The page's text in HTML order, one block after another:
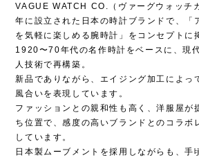
VAGUE WATCH CO.（ヴァーグウォッチ
年に設立された日本の時計ブランドで、「
を気軽に楽しめる腕時計」をコンセプトに
1920〜70年代の名作時計をベースに、現
人技術で再構築。
新品でありながら、エイジング加工によっ
風合いを表現しています。
ファッションとの親和性も高く、洋服屋が
ち位置で、感度の高いブランドとのコラボ
しています。
日本製ムーブメントを採用しながらも、手